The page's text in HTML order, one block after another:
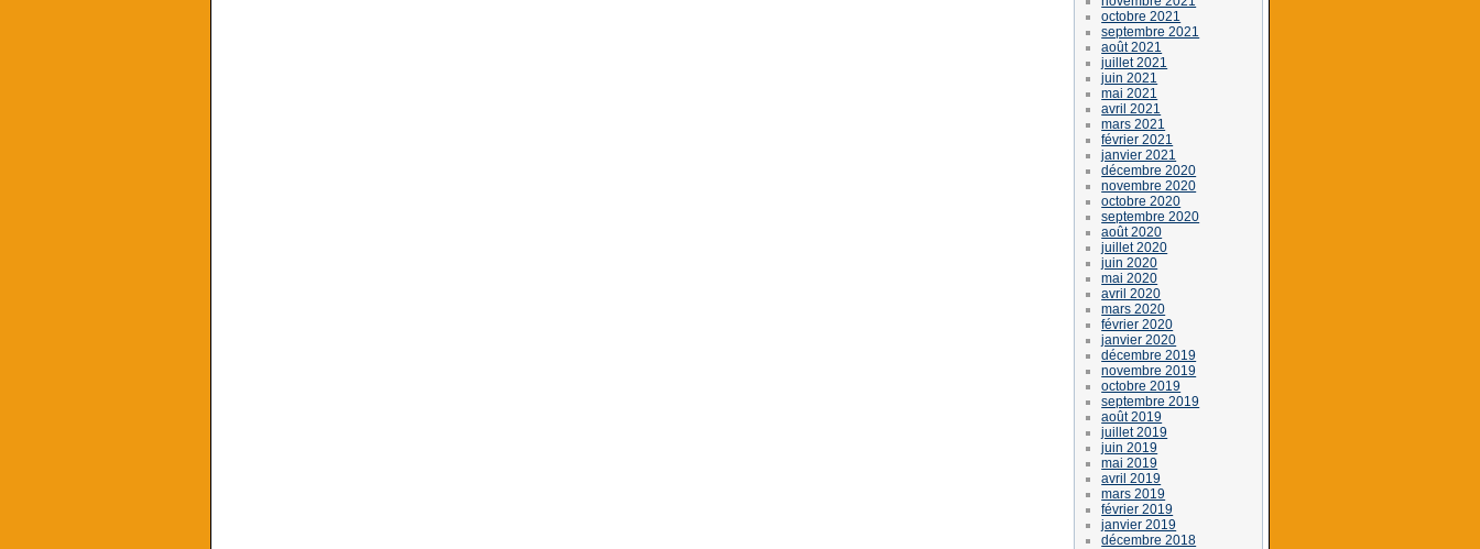
octobre 2021
septembre 2021
août 2021
juillet 2021
juin 2021
mai 2021
avril 2021
mars 2021
février 2021
janvier 2021
décembre 2020
novembre 2020
octobre 2020
septembre 2020
août 2020
juillet 2020
juin 2020
mai 2020
avril 2020
mars 2020
février 2020
janvier 2020
décembre 2019
novembre 2019
octobre 2019
septembre 2019
août 2019
juillet 2019
juin 2019
mai 2019
avril 2019
mars 2019
février 2019
janvier 2019
décembre 2018